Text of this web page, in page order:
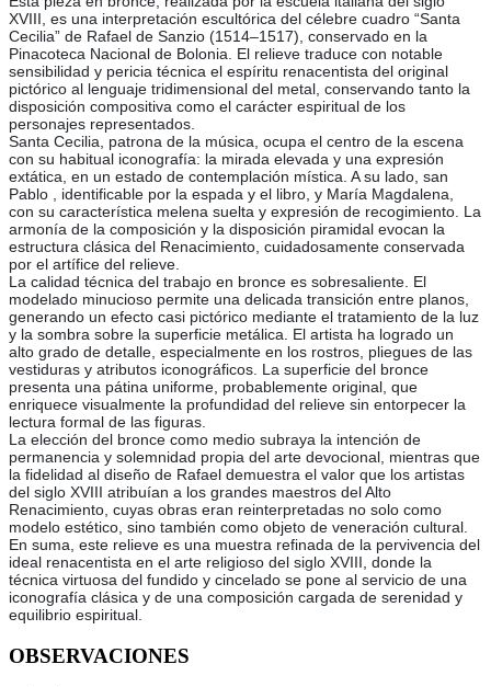
XVIII, es una interpretación escultórica del célebre cuadro “Santa
Cecilia” de Rafael de Sanzio (1514–1517), conservado en la
Pinacoteca Nacional de Bolonia. El relieve traduce con notable
sensibilidad y pericia técnica el espíritu renacentista del original
pictórico al lenguaje tridimensional del metal, conservando tanto la
disposición compositiva como el carácter espiritual de los
personajes representados.
Santa Cecilia, patrona de la música, ocupa el centro de la escena
con su habitual iconografía: la mirada elevada y una expresión
extática, en un estado de contemplación mística. A su lado, san
Pablo , identificable por la espada y el libro, y María Magdalena,
con su característica melena suelta y expresión de recogimiento. La
armonía de la composición y la disposición piramidal evocan la
estructura clásica del Renacimiento, cuidadosamente conservada
por el artífice del relieve.
La calidad técnica del trabajo en bronce es sobresaliente. El
modelado minucioso permite una delicada transición entre planos,
generando un efecto casi pictórico mediante el tratamiento de la luz
y la sombra sobre la superficie metálica. El artista ha logrado un
alto grado de detalle, especialmente en los rostros, pliegues de las
vestiduras y atributos iconográficos. La superficie del bronce
presenta una pátina uniforme, probablemente original, que
enriquece visualmente la profundidad del relieve sin entorpecer la
lectura formal de las figuras.
La elección del bronce como medio subraya la intención de
permanencia y solemnidad propia del arte devocional, mientras que
la fidelidad al diseño de Rafael demuestra el valor que los artistas
del siglo XVIII atribuían a los grandes maestros del Alto
Renacimiento, cuyas obras eran reinterpretadas no solo como
modelo estético, sino también como objeto de veneración cultural.
En suma, este relieve es una muestra refinada de la pervivencia del
ideal renacentista en el arte religioso del siglo XVIII, donde la
técnica virtuosa del fundido y cincelado se pone al servicio de una
iconografía clásica y de una composición cargada de serenidad y
equilibrio espiritual.
OBSERVACIONES